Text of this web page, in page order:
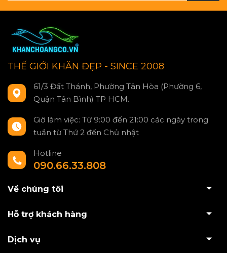
THẾ GIỚI KHĂN ĐẸP - SINCE 2008
61/3 Đất Thánh, Phường Tân Hòa (Phường 6,
Quận Tân Bình) TP HCM.
Giờ làm việc: Từ 9:00 đến 21:00 các ngày trong
tuần từ Thứ 2 đến Chủ nhật
Hotline
090.66.33.808
Về chúng tôi
Hỗ trợ khách hàng
Dịch vụ